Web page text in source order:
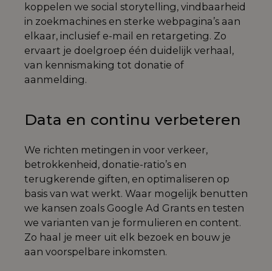
koppelen we social storytelling, vindbaarheid
in zoekmachines en sterke webpagina’s aan
elkaar, inclusief e-mail en retargeting. Zo
ervaart je doelgroep één duidelijk verhaal,
van kennismaking tot donatie of
aanmelding.
Data en continu verbeteren
We richten metingen in voor verkeer,
betrokkenheid, donatie-ratio’s en
terugkerende giften, en optimaliseren op
basis van wat werkt. Waar mogelijk benutten
we kansen zoals Google Ad Grants en testen
we varianten van je formulieren en content.
Zo haal je meer uit elk bezoek en bouw je
aan voorspelbare inkomsten.